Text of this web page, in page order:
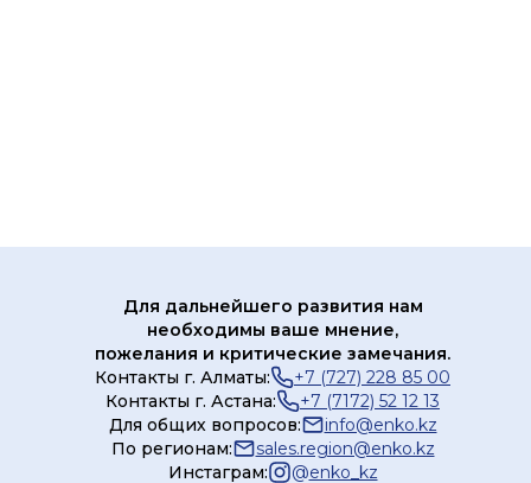
Для дальнейшего развития нам
необходимы ваше мнение,
пожелания и критические замечания.
Контакты г. Алматы:
+7 (727) 228 85 00
Контакты г. Астана:
+7 (7172) 52 12 13
Для общих вопросов:
info@enko.kz
По регионам:
sales.region@enko.kz
Инстаграм:
@enko_kz